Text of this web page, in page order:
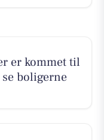
er kommet til
boligerne